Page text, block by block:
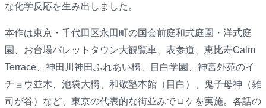
な化学反応を生み出しました。
本作は東京・千代田区永田町の国会前庭和式庭園・洋式庭
園、お台場パレットタウン大観覧車、表参道、恵比寿Calm
Terrace、神田川神田ふれあい橋、目白学園、神宮外苑のイ
チョウ並木、池袋大橋、和敬塾本館（目白）、鬼子母神（雑
司が谷）など、東京の代表的な街並みでロケを実施。各話の